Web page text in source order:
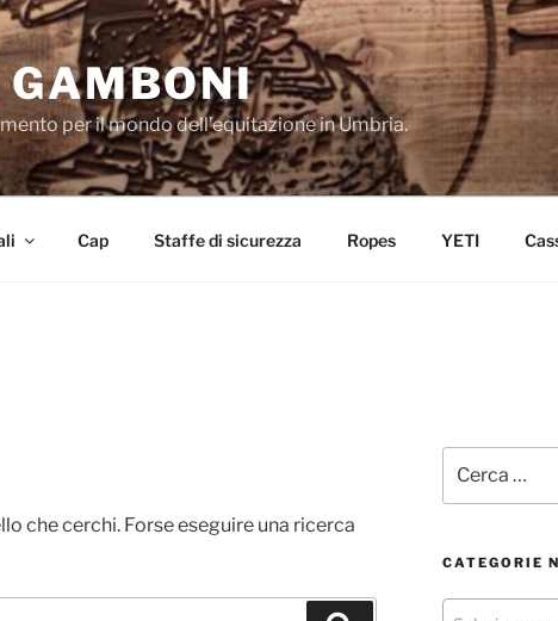
per il mondo dell’equitazione in Umbria.
Cap Staffe di sicurezza Ropes YETI
che cerchi. Forse eseguire una ricerca
CATEGORIE